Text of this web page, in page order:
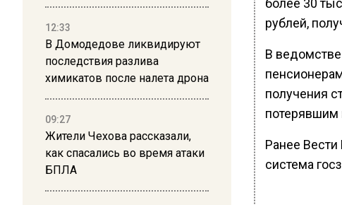
12:33
В Домодедове ликвидируют
последствия разлива
химикатов после налета дрона
09:27
Жители Чехова рассказали,
как спасались во время атаки
БПЛА
более 30
рублей,
В ведомстве
получения
потерявшим
Ранее Вести
система